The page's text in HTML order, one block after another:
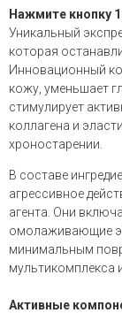
Нажмите кнопку
Уникальный
которая
Инновационный
кожу, уменьшает
стимулирует
коллагена и
хроностарении.
В составе
агрессивное
агента. Они
омолаживающие
минимальным
мультикомплекса
Активные